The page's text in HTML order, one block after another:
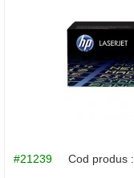
#21239 Cod produs :